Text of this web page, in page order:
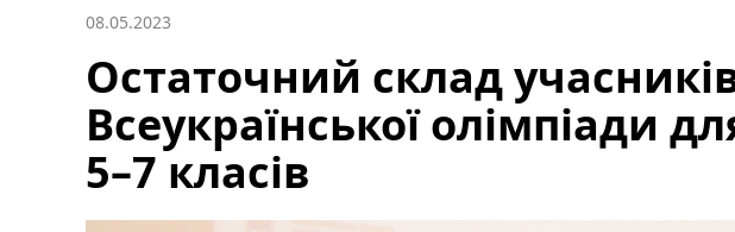
08.05.2023
Остаточний склад
Всеукраїнської олімпіади
5–7 класів